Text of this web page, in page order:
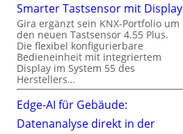
Smarter Tastsensor mit Display
Gira ergänzt sein KNX-Portfolio um
den neuen Tastsensor 4.55 Plus.
Die flexibel konfigurierbare
Bedieneinheit mit integriertem
Display im System 55 des
Herstellers…
Edge-AI für Gebäude:
Datenanalyse direkt in der